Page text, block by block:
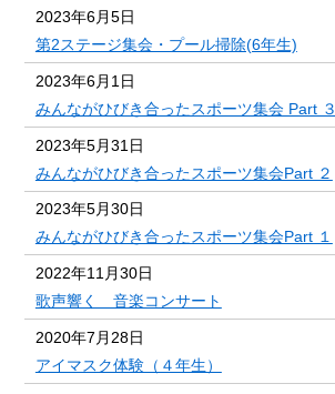
2023年6月5日
第2ステージ集会・プール掃除(6年生)
2023年6月1日
みんながひびき合ったスポーツ集会 Part ３
2023年5月31日
みんながひびき合ったスポーツ集会Part ２
2023年5月30日
みんながひびき合ったスポーツ集会Part １
2022年11月30日
歌声響く 音楽コンサート
2020年7月28日
アイマスク体験（４年生）